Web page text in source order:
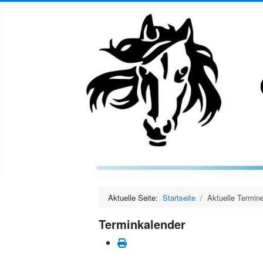
Aktuelle Seite: Startseite Aktuelle
Terminkalender